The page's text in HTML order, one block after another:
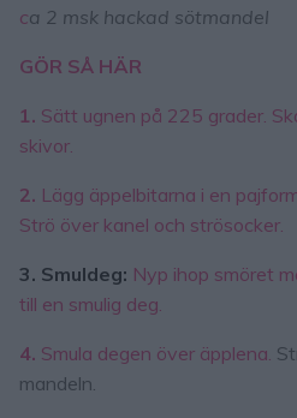
ca 2 msk hackad sötmandel
GÖR SÅ HÄR
1. Sätt ugnen på 225 grader.
skivor.
2. Lägg äppelbitarna i en
Strö över kanel och strösocker.
3. Smuldeg: Nyp ihop smöret
till en smulig deg.
4. Smula degen över äpplena.
mandeln.